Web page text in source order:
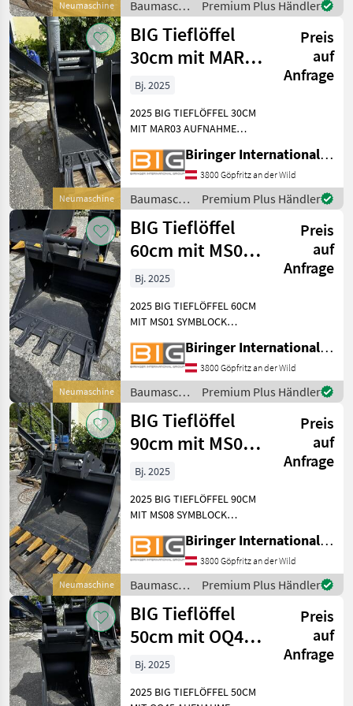
Neumaschine
passend zu 2, 8 - 3, 9 t Ba
Baumaschinen
/ BIG
Premium Plus Händler
Neumaschine
BIG Tieflöffel
30cm mit MAR03
Aufnahme
Preis
auf
Anfrage
Bj. 2025
2025 BIG TIEFLÖFFEL 30CM
MIT MAR03 AUFNAHME
Gewicht: 61kg *
Aufnahmebreite: 30 cm *
Inhalt: 57 ltr. * KAT 3 -
passend zu 2, 8 - 3, 9 t
Bagger Bauma
Biringer International GmbH
3800 Göpfritz an der Wild
Baumaschinen
/ BIG
Premium Plus Händler
Neumaschine
BIG Tieflöffel
60cm mit MS01
Symblock
Aufnahme
Preis
auf
Anfrage
Bj. 2025
2025 BIG TIEFLÖFFEL 60CM
MIT MS01 SYMBLOCK
Daten: * Gewicht: 80 kg *
Aufnahmebreite: 60 cm *
Inhalt: 95 ltr. * KAT 2 -
passend zu 1, 9 - 2, 7 t Bag
Biringer International GmbH
3800 Göpfritz an der Wild
Baumaschinen
/ BIG
Premium Plus Händler
Neumaschine
BIG Tieflöffel
90cm mit MS08
Symblock
Aufnahme
Preis
auf
Anfrage
Bj. 2025
2025 BIG TIEFLÖFFEL 90CM
MIT MS08 SYMBLOCK
Daten: * Gewicht: 285kg *
Aufnahmebreite: 90 cm *
Inhalt: 388 ltr. * KAT 5 -
passend zu 5, 6 - 9 t Bagg
Biringer International GmbH
3800 Göpfritz an der Wild
Baumaschinen
/ BIG
Premium Plus Händler
BIG Tieflöffel
50cm mit OQ45
Aufnahme
Preis
auf
Anfrage
Bj. 2025
2025 BIG TIEFLÖFFEL 50CM